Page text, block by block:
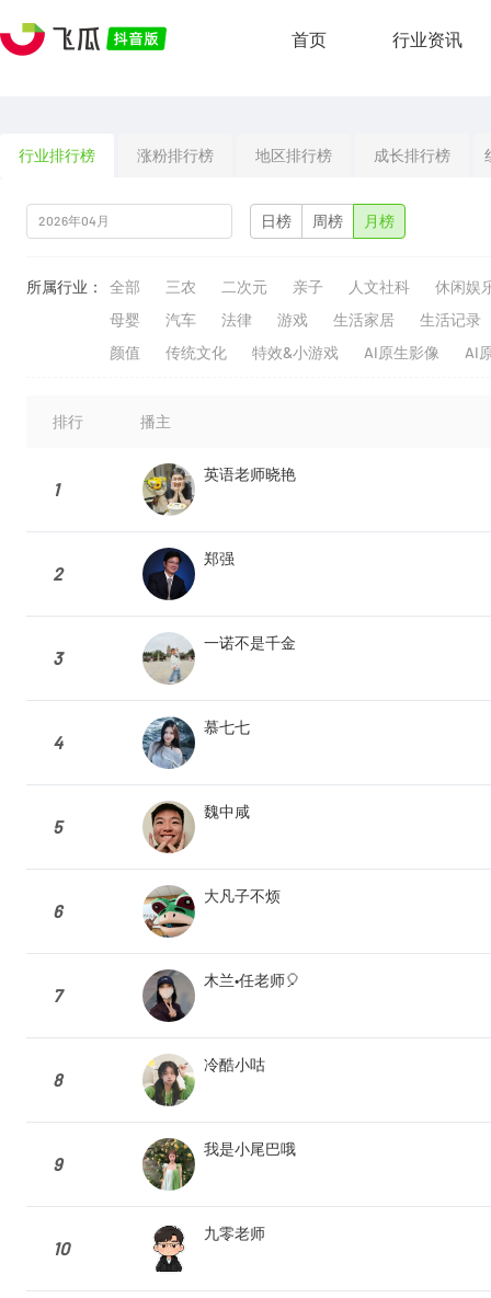
首页 行业资讯
行业排行榜 涨粉排行榜 地区排行榜 成长排行榜
日榜 周榜 月榜
所属行业： 全部 三农 二次元 亲子 人文社科
休闲娱
母婴
汽车 法律 游戏 生活家居
生活记录
颜值
传统文化 特效&小游戏 AI原生影像 AI
排行 播主
1
英语老师晓艳
2
郑强
3
一诺不是千金
4
慕七七
5
魏中咸
6
大凡子不烦
7
木兰•任老师🎈
8
冷酷小咕
9
我是小尾巴哦
10
九零老师